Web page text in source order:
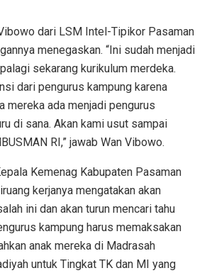
dari LSM Intel-Tipikor Pasaman
menegaskan. “Ini sudah menjadi
sekarang kurikulum merdeka.
dari pengurus kampung karena
mereka ada menjadi pengurus
di sana. Akan kami usut sampai
RI,” jawab Wan Vibowo.
Kemenag Kabupaten Pasaman
kerjanya mengatakan akan
ini dan akan turun mencari tahu
kampung harus memaksakan
anak mereka di Madrasah
untuk Tingkat TK dan MI yang